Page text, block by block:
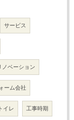
サービス
ノベーション
ーム会社
トイレ 工事時期